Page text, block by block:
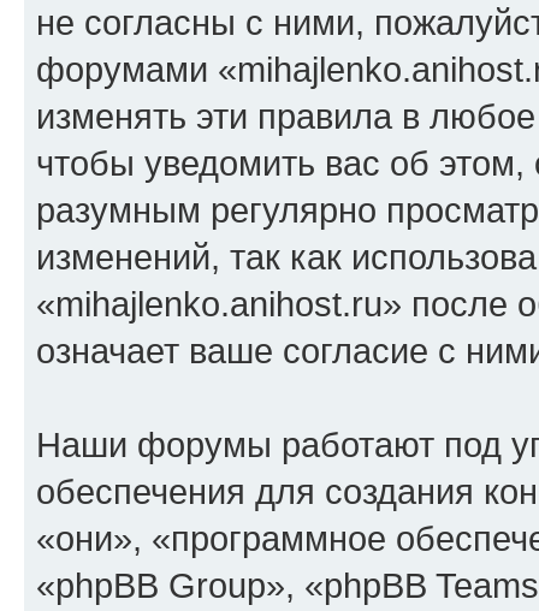
не согласны с ними,
форумами
изменять эти правила в
чтобы уведомить вас об
разумным регулярно
изменений, так как
«mihajlenko.anihost.ru» после
означает ваше согласие с
Наши форумы работают под
обеспечения для создания
«они», «программное
«phpBB Group», «phpBB